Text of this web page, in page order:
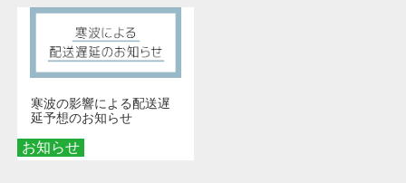
お知らせ
寒波の影響による配送遅
延予想のお知らせ